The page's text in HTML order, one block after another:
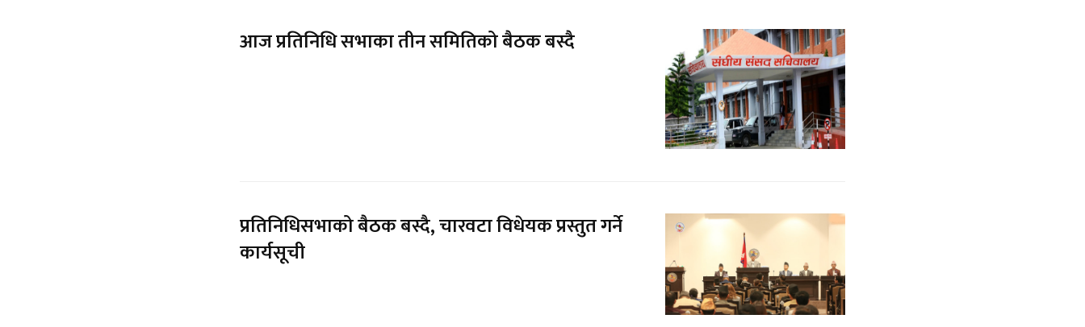
आज प्रतिनिधि सभाका तीन समितिको बैठक बस्दै
प्रतिनिधिसभाको बैठक बस्दै, चारवटा विधेयक प्रस्तुत गर्ने
कार्यसूची